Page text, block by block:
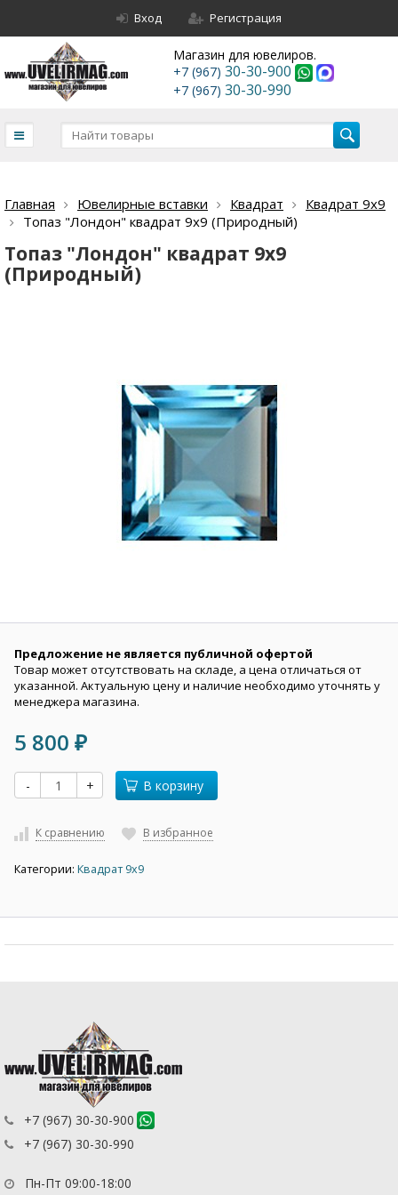
Вход Регистрация
Магазин для ювелиров.
+7 (967) 30-30-900
+7 (967) 30-30-990
Главная Ювелирные вставки Квадрат
Квадрат 9х9
Топаз "Лондон" квадрат 9х9 (Природный)
Топаз "Лондон" квадрат 9х9
(Природный)
Предложение не является публичной офертой
Товар может отсутствовать на складе, а цена отличаться от
указанной. Актуальную цену и наличие необходимо уточнять у
менеджера магазина.
5 800 ₽
- + В корзину
К сравнению В избранное
Категории: Квадрат 9х9
+7 (967) 30-30-900
+7 (967) 30-30-990
Пн-Пт 09:00-18:00